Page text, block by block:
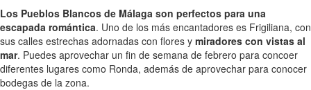
Los Pueblos Blancos de Málaga son perfectos para una
escapada romántica. Uno de los más encantadores es Frigiliana, con
sus calles estrechas adornadas con flores y miradores con vistas al
mar. Puedes aprovechar un fin de semana de febrero para concoer
diferentes lugares como Ronda, además de aprovechar para conocer
bodegas de la zona.